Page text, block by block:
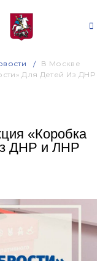
В Москве
Для Детей Из ДНР
«Коробка
ДНР и ЛНР